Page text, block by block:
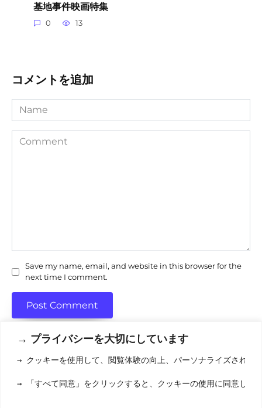
→ プライバシーを大切にしています
→ クッキーを使用して、閲覧体験の向上、パーソナライズされた
→ 「すべて同意」をクリックすると、クッキーの使用に同意した
基地事件映画特集
0 13
コメントを追加
Name
Comment
Save my name, email, and website in this browser for the
next time I comment.
利用規約(りようきやく